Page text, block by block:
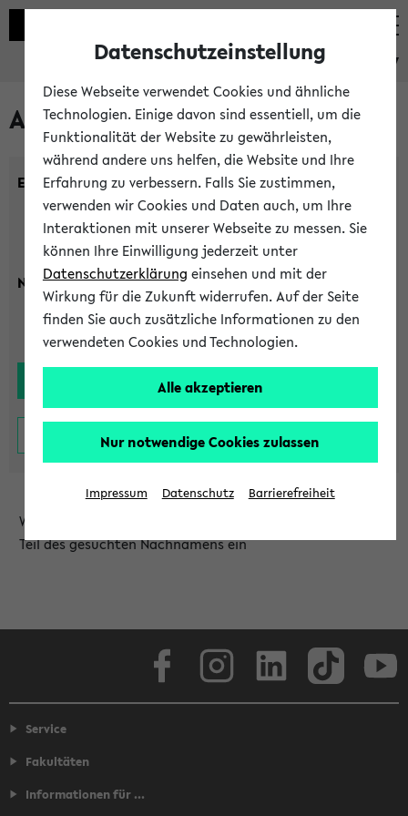
eKVV
Alle Lehrenden
Einrichtung:
Nachname:
Wählen Sie die Einrichtung aus und/oder geben Sie einen
Teil des gesuchten Nachnamens ein
Service
Fakultäten
Informationen für ...
Datenschutzeinstellung
Diese Webseite verwendet Cookies und ähnliche
Technologien. Einige davon sind essentiell, um die
Funktionalität der Website zu gewährleisten,
während andere uns helfen, die Website und Ihre
Erfahrung zu verbessern. Falls Sie zustimmen,
verwenden wir Cookies und Daten auch, um Ihre
Interaktionen mit unserer Webseite zu messen. Sie
können Ihre Einwilligung jederzeit unter
Datenschutzerklärung einsehen und mit der
Wirkung für die Zukunft widerrufen. Auf der Seite
finden Sie auch zusätzliche Informationen zu den
verwendeten Cookies und Technologien.
Alle akzeptieren
Nur notwendige Cookies zulassen
Impressum Datenschutz Barrierefreiheit